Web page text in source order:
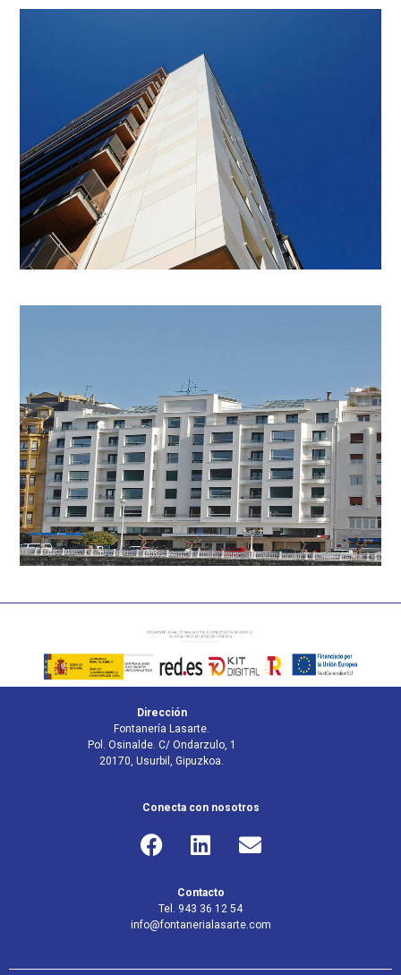
Dirección
Fontanería Lasarte.
Pol. Osinalde. C/ Ondarzulo, 1
20170, Usurbil, Gipuzkoa.
Conecta con nosotros
Contacto
Tel. 943 36 12 54
info@fontanerialasarte.com